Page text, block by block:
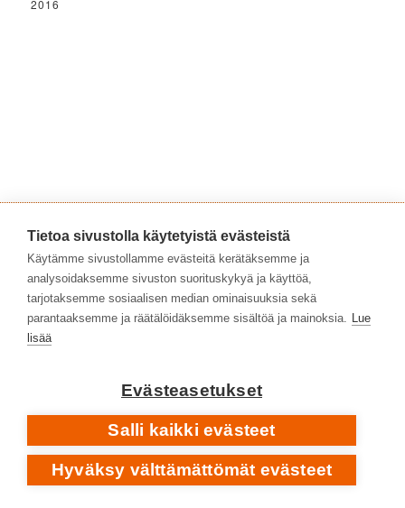
2016
Samalla albumilla on myös sävellysMedieval
Ensemble, josta ei tiedetä käytännössä mitään, koska
Tietoa sivustolla käytetyistä evästeistä
Käytämme sivustollamme evästeitä kerätäksemme ja
analysoidaksemme sivuston suorituskykyä ja käyttöä,
tarjotaksemme sosiaalisen median ominaisuuksia sekä
parantaaksemme ja räätälöidäksemme sisältöä ja mainoksia. Lue
lisää
Evästeasetukset
Salli kaikki evästeet
Hyväksy välttämättömät evästeet